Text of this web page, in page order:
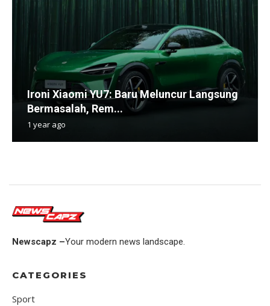
Ironi Xiaomi YU7: Baru Meluncur Langsung
Bermasalah, Rem...
1 year ago
Newscapz –Your modern news landscape.
CATEGORIES
Sport